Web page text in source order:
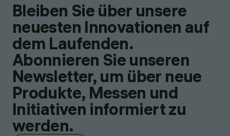
Bleiben Sie über unsere
neuesten Innovationen auf
dem Laufenden.
Abonnieren Sie unseren
Newsletter, um über neue
Produkte, Messen und
Initiativen informiert zu
werden.